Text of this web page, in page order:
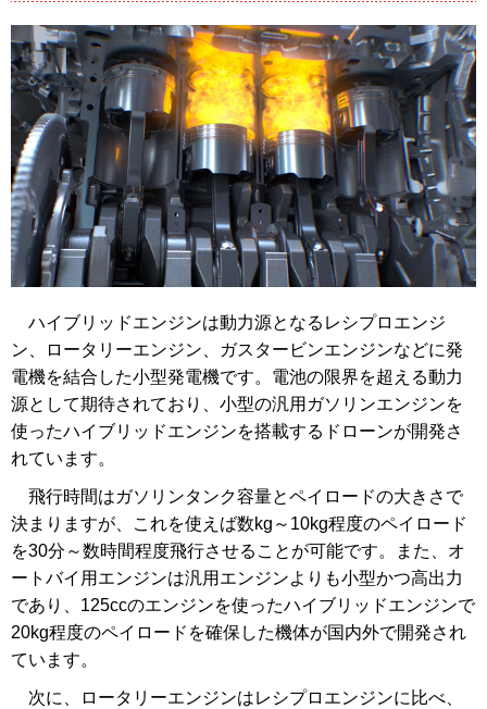
ハイブリッドエンジンは動力源となるレシプロエンジ
ン、ロータリーエンジン、ガスタービンエンジンなどに発
電機を結合した小型発電機です。電池の限界を超える動力
源として期待されており、小型の汎用ガソリンエンジンを
使ったハイブリッドエンジンを搭載するドローンが開発さ
れています。
飛行時間はガソリンタンク容量とペイロードの大きさで
決まりますが、これを使えば数kg～10kg程度のペイロード
を30分～数時間程度飛行させることが可能です。また、オ
ートバイ用エンジンは汎用エンジンよりも小型かつ高出力
であり、125ccのエンジンを使ったハイブリッドエンジンで
20kg程度のペイロードを確保した機体が国内外で開発され
ています。
次に、ロータリーエンジンはレシプロエンジンに比べ、